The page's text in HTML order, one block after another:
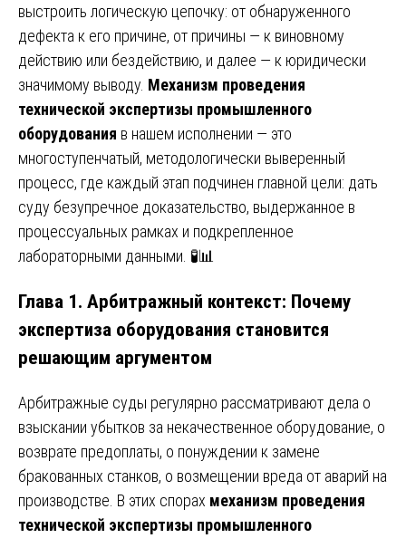
выстроить логическую цепочку: от обнаруженного
дефекта к его причине, от причины — к виновному
действию или бездействию, и далее — к юридически
значимому выводу. Механизм проведения
технической экспертизы промышленного
оборудования в нашем исполнении — это
многоступенчатый, методологически выверенный
процесс, где каждый этап подчинен главной цели: дать
суду безупречное доказательство, выдержанное в
процессуальных рамках и подкрепленное
лабораторными данными. 🧪📊
Глава 1. Арбитражный контекст: Почему
экспертиза оборудования становится
решающим аргументом
Арбитражные суды регулярно рассматривают дела о
взыскании убытков за некачественное оборудование, о
возврате предоплаты, о понуждении к замене
бракованных станков, о возмещении вреда от аварий на
производстве. В этих спорах механизм проведения
технической экспертизы промышленного